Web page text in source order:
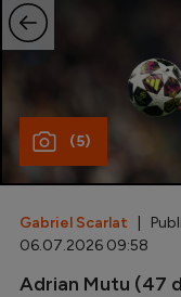
U21
Inedit
(5)
Gabriel Scarlat |
06.07.2026 09:58
Adrian Mutu (47